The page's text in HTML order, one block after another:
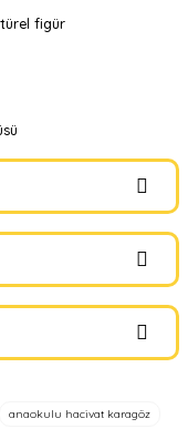
figür
ve diğer
formunu kullanarak
anaokulu hacivat karagöz